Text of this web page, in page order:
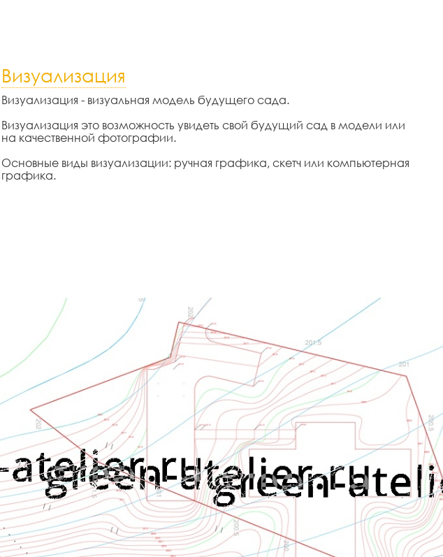
Визуализация
Визуализация - визуальная модель будущего сада.
Визуализация это возможность увидеть свой будущий сад в модели или
на качественной фотографии.
Основные виды визуализации: ручная графика, скетч или компьютерная
графика.